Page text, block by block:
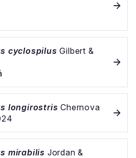
cyclospilus Gilbert &
longirostris Chernova
mirabilis Jordan &